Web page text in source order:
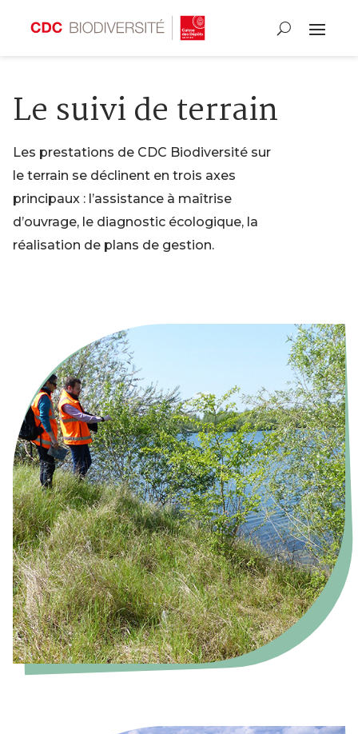
Le suivi de terrain
Les prestations de CDC Biodiversité sur
le terrain se déclinent en trois axes
principaux : l’assistance à maîtrise
d’ouvrage, le diagnostic écologique, la
réalisation de plans de gestion.